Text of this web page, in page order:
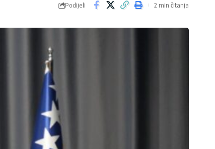
Podijeli 2 min čitanja